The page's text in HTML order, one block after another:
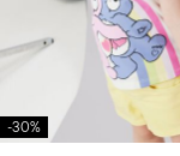
-30%